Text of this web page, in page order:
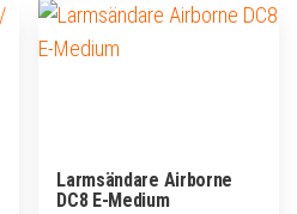
Larmsändare Airborne
DC8 E-Medium